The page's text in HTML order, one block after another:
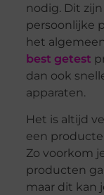
nodig. Dit
persoonlijke
het
best getest
dan ook
apparaten.
Het is altijd
een
Zo voorkom
producten
maar dit kan